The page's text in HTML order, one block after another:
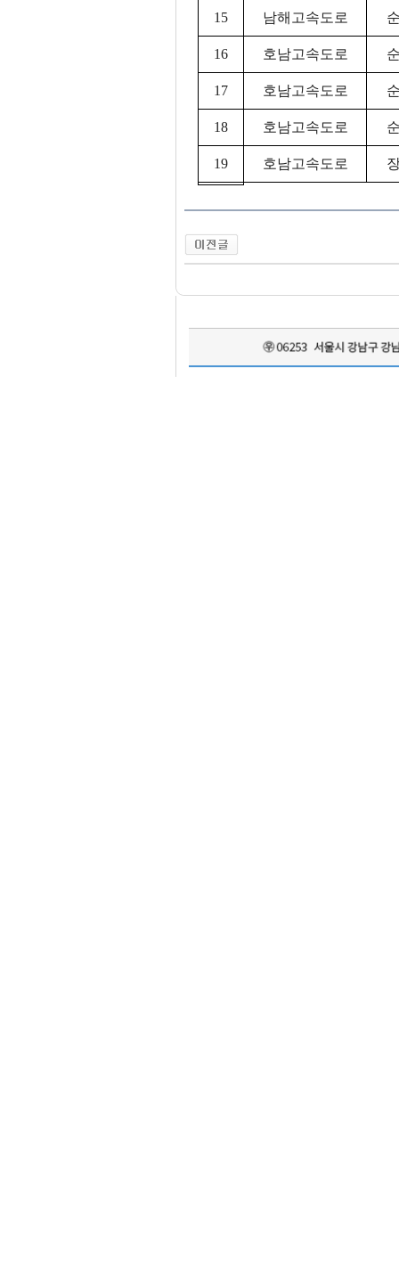
15 남해고속도로
16 호남고속도로
17 호남고속도로
18 호남고속도로
19 호남고속도로